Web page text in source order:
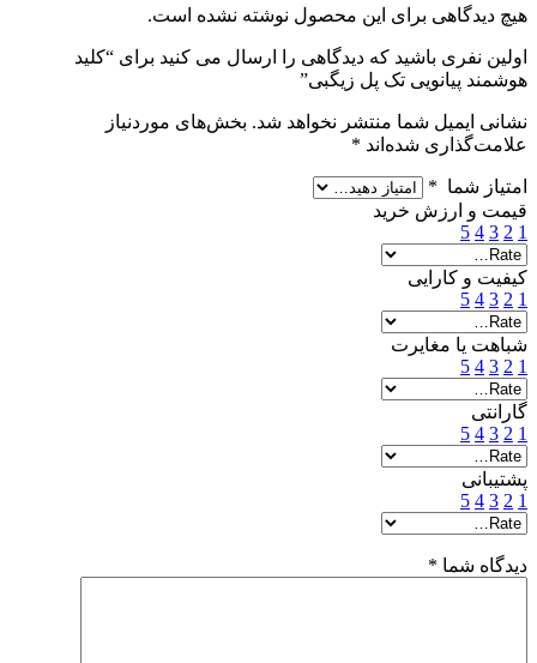
هیچ دیدگاهی برای این محصول نوشته نشده است.
اولین نفری باشید که دیدگاهی را ارسال می کنید برای “کلید
هوشمند پیانویی تک پل زیگبی”
نشانی ایمیل شما منتشر نخواهد شد. بخش‌های موردنیاز
علامت‌گذاری شده‌اند *
امتیاز شما *
قیمت و ارزش خرید
1
2
3
4
5
کیفیت و کارایی
1
2
3
4
5
شباهت یا مغایرت
1
2
3
4
5
گارانتی
1
2
3
4
5
پشتیبانی
1
2
3
4
5
دیدگاه شما *